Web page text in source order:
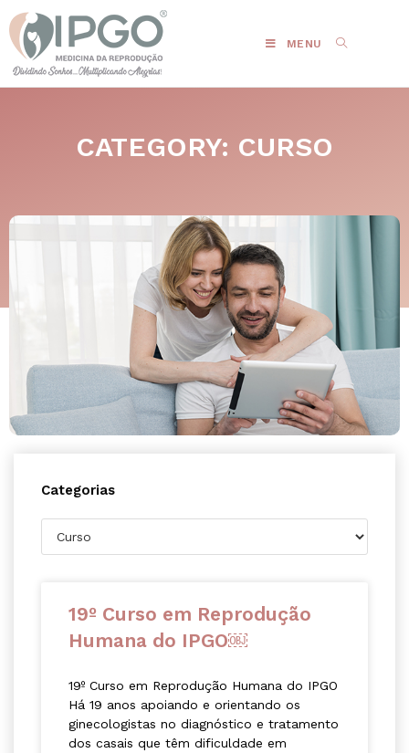
MENU
CATEGORY: CURSO
Categorias
19º Curso em Reprodução
Humana do IPGO￼
19º Curso em Reprodução Humana do IPGO
Há 19 anos apoiando e orientando os
ginecologistas no diagnóstico e tratamento
dos casais que têm dificuldade em